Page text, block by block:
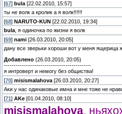
[67] bula [22.02.2010, 15:57]
ты не волк а кролик а я волк!!!!!!
[68] NARUTO-KUN [22.02.2010, 19:34]
bula , я одиночка по жизни я волк
[69] nami [26.03.2010, 20:05]
дану все зверьки хороши вот у меня ящерица
Добавлено (26.03.2010, 20:05)
---------------------------------------------
я интроверт и немогу без общиства!
[70] misismalahova [26.03.2010, 20:27]
Аки у нас одинаковые имна и мне тоже не
[71 ] AKе [01.04.2010, 08:10]
misismalahova,